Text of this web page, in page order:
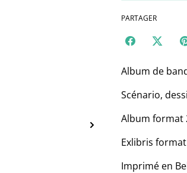
PARTAGER
Album de
Scénario,
Album format
Exlibris
Imprimé en